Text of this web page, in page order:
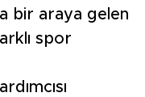
bir araya gelen
spor